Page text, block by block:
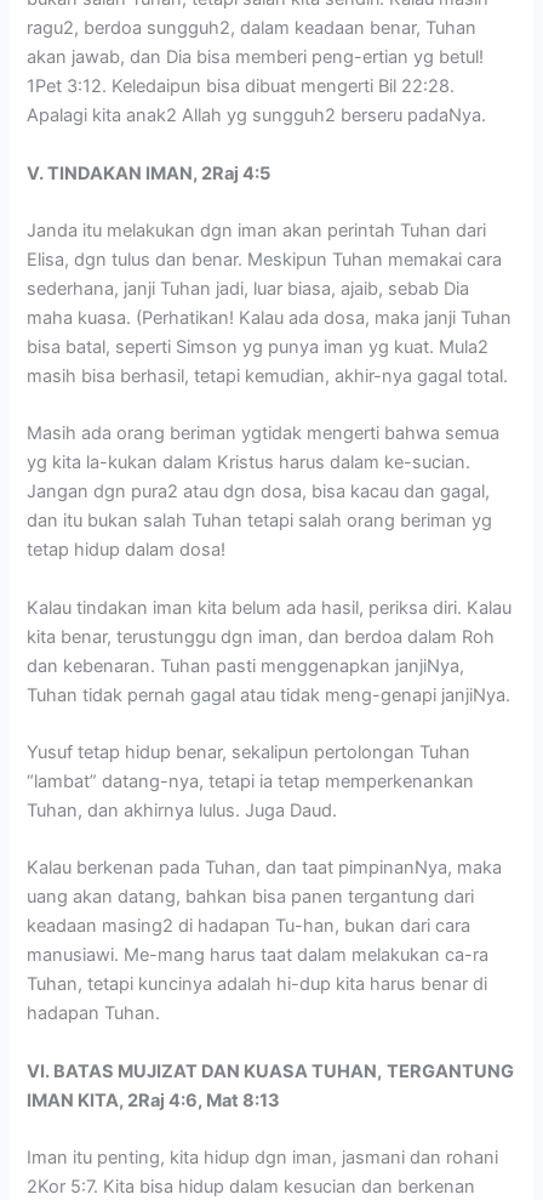
ragu2, berdoa sungguh2, dalam keadaan benar, Tuhan
akan jawab, dan Dia bisa memberi peng-ertian yg betul!
1Pet 3:12. Keledaipun bisa dibuat mengerti Bil 22:28.
Apalagi kita anak2 Allah yg sungguh2 berseru padaNya.
V. TINDAKAN IMAN, 2Raj 4:5
Janda itu melakukan dgn iman akan perintah Tuhan dari
Elisa, dgn tulus dan benar. Meskipun Tuhan memakai cara
sederhana, janji Tuhan jadi, luar biasa, ajaib, sebab Dia
maha kuasa. (Perhatikan! Kalau ada dosa, maka janji Tuhan
bisa batal, seperti Simson yg punya iman yg kuat. Mula2
masih bisa berhasil, tetapi kemudian, akhir-nya gagal total.
Masih ada orang beriman ygtidak mengerti bahwa semua
yg kita la-kukan dalam Kristus harus dalam ke-sucian.
Jangan dgn pura2 atau dgn dosa, bisa kacau dan gagal,
dan itu bukan salah Tuhan tetapi salah orang beriman yg
tetap hidup dalam dosa!
Kalau tindakan iman kita belum ada hasil, periksa diri. Kalau
kita benar, terustunggu dgn iman, dan berdoa dalam Roh
dan kebenaran. Tuhan pasti menggenapkan janjiNya,
Tuhan tidak pernah gagal atau tidak meng-genapi janjiNya.
Yusuf tetap hidup benar, sekalipun pertolongan Tuhan
“lambat” datang-nya, tetapi ia tetap memperkenankan
Tuhan, dan akhirnya lulus. Juga Daud.
Kalau berkenan pada Tuhan, dan taat pimpinanNya, maka
uang akan datang, bahkan bisa panen tergantung dari
keadaan masing2 di hadapan Tu-han, bukan dari cara
manusiawi. Me-mang harus taat dalam melakukan ca-ra
Tuhan, tetapi kuncinya adalah hi-dup kita harus benar di
hadapan Tuhan.
VI. BATAS MUJIZAT DAN KUASA TUHAN, TERGANTUNG
IMAN KITA, 2Raj 4:6, Mat 8:13
Iman itu penting, kita hidup dgn iman, jasmani dan rohani
2Kor 5:7. Kita bisa hidup dalam kesucian dan berkenan